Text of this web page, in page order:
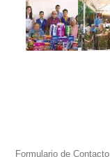
Formulario de Contacto